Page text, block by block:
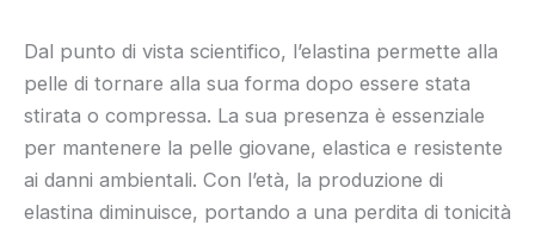
Dal punto di vista scientifico, l’elastina permette alla
pelle di tornare alla sua forma dopo essere stata
stirata o compressa. La sua presenza è essenziale
per mantenere la pelle giovane, elastica e resistente
ai danni ambientali. Con l’età, la produzione di
elastina diminuisce, portando a una perdita di tonicità